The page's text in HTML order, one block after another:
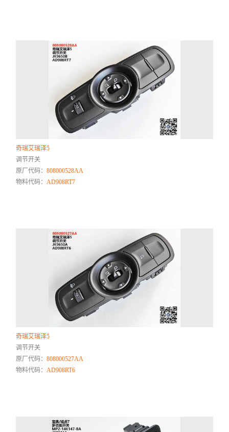
奇瑞艾瑞泽5
调节开关
原厂代码：808000528AA
物料代码：AD908RT7
奇瑞艾瑞泽5
调节开关
原厂代码：808000527AA
物料代码：AD908RT6